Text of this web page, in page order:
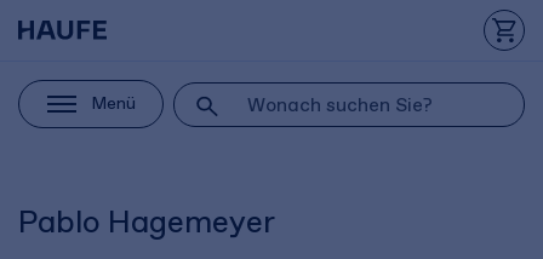
Menü
Pablo Hagemeyer